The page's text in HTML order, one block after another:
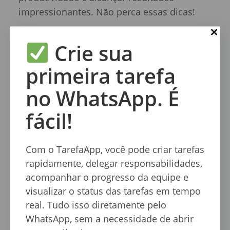
impressionantes. Não perca essas dicas!
10 dicas incomuns para aumentar sua Produtividade na Escrita.
10 dicas incomuns para
aumentar sua Produtividade
Crie sua
primeira tarefa
no WhatsApp. É
fácil!
Com o TarefaApp, você pode criar tarefas
rapidamente, delegar responsabilidades,
acompanhar o progresso da equipe e
visualizar o status das tarefas em tempo
real. Tudo isso diretamente pelo
WhatsApp, sem a necessidade de abrir